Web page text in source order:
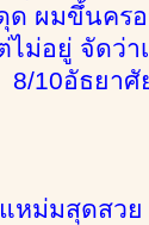
ด ผมขึ้นคร
อยู่ จัดว่าเ
10อัธยาศั
แหม่มสุดสว